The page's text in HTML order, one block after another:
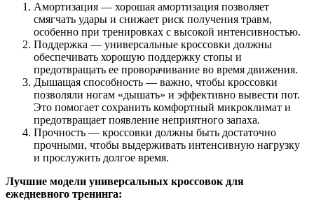
Амортизация — хорошая амортизация позволяет
смягчать удары и снижает риск получения травм,
особенно при тренировках с высокой интенсивностью.
Поддержка — универсальные кроссовки должны
обеспечивать хорошую поддержку стопы и
предотвращать ее проворачивание во время движения.
Дышащая способность — важно, чтобы кроссовки
позволяли ногам «дышать» и эффективно вывести пот.
Это помогает сохранить комфортный микроклимат и
предотвращает появление неприятного запаха.
Прочность — кроссовки должны быть достаточно
прочными, чтобы выдерживать интенсивную нагрузку
и прослужить долгое время.
Лучшие модели универсальных кроссовок для
ежедневного тренинга: